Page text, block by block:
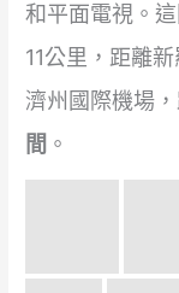
和平面電視。
11公里，距離
濟州國際機場
間 。